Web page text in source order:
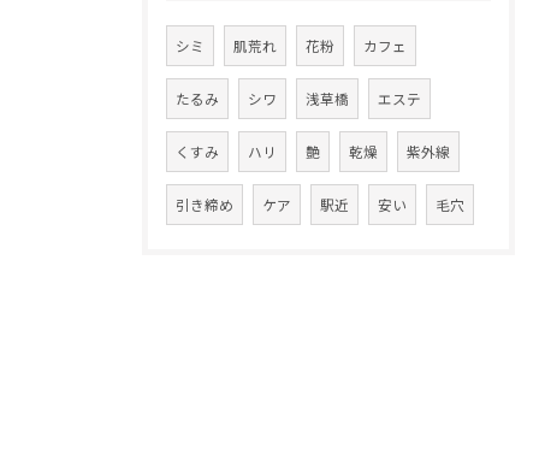
シミ 肌荒れ 花粉 カフェ
たるみ シワ 浅草橋 エステ
くすみ ハリ 艶 乾燥 紫外線
引き締め ケア 駅近 安い 毛穴